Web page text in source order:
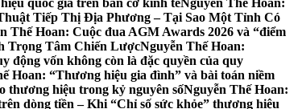
quốc gia trên bàn cờ kinh tếNguyễn Thế Hoan:
Tiếp Thị Địa Phương – Tại Sao Một Tỉnh Có
Thế Hoan: Cuộc đua AGM Awards 2026 và “điểm
Trọng Tâm Chiến LượcNguyễn Thế Hoan:
động vốn không còn là đặc quyền của quy
Hoan: “Thương hiệu gia đình” và bài toán niềm
thương hiệu trong kỷ nguyên sốNguyễn Thế Hoan:
dòng tiền – Khi “Chỉ số sức khỏe” thương hiệu